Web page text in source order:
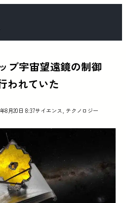
ブ宇宙望遠鏡の制御
われていた
年8月20日 8:37サイエンス テクノロジー